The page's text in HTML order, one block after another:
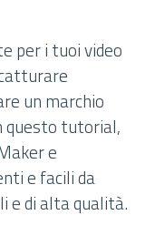
per i tuoi video
un marchio
questo tutorial,
e
e facili da
e di alta qualità.